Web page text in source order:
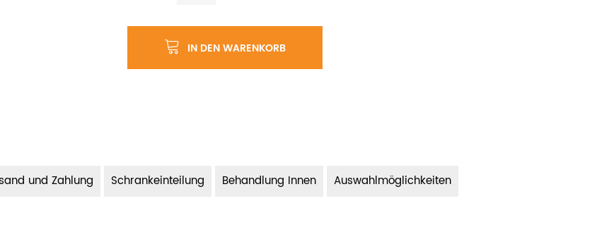
IN DEN WARENKORB
und Zahlung Schrankeinteilung Behandlung Innen
Auswahlmöglichkeiten